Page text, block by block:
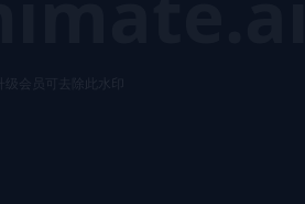
升级会员可去除此水印